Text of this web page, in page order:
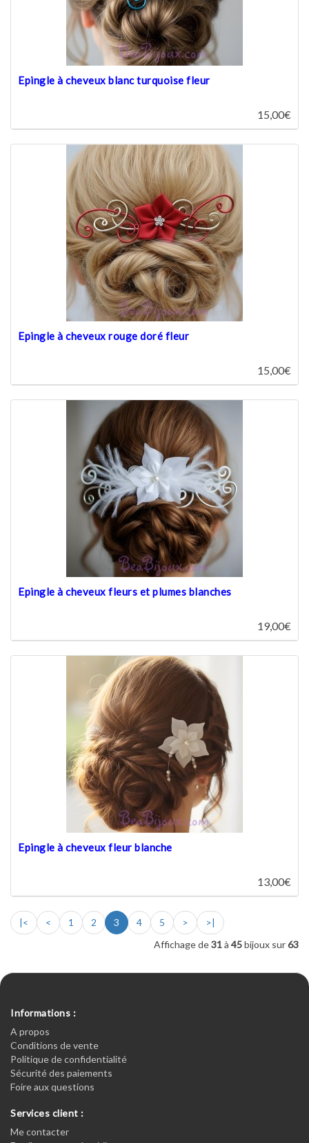
Epingle à cheveux blanc turquoise fleur
15,00€
Epingle à cheveux rouge doré fleur
15,00€
Epingle à cheveux fleurs et plumes blanches
19,00€
Epingle à cheveux fleur blanche
13,00€
|< < 1 2 3 4 5 >
>|
Affichage de31à 45bijoux sur63
Informations :
A propos
Conditions de vente
Politique de confidentialité
Sécurité des paiements
Foire aux questions
Services client :
Me contacter